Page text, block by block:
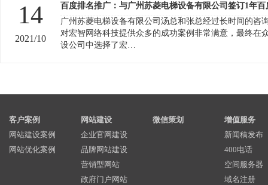
14
2021/10
百度排名推广：与广州苏菱电梯设备有限公司签订1年百
广州苏菱电梯设备有限公司汤总和张总经过长时间的咨
对宏智网络科技提供众多的成功案例非常满意，最终在
设公司中选择了宏…
客户案例
网站建设案例
网站优化案例
网站建设
企业官网建设
品牌网站建设
营销型网站
政府门户网站
微信策划
增值服务
新闻稿发布
400电话
空间服务器
域名注册